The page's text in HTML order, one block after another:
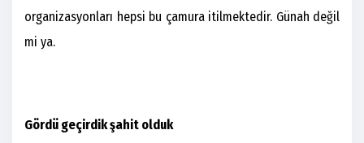
organizasyonları hepsi bu çamura itilmektedir. Günah değil
mi ya.
Gördü geçirdik şahit olduk